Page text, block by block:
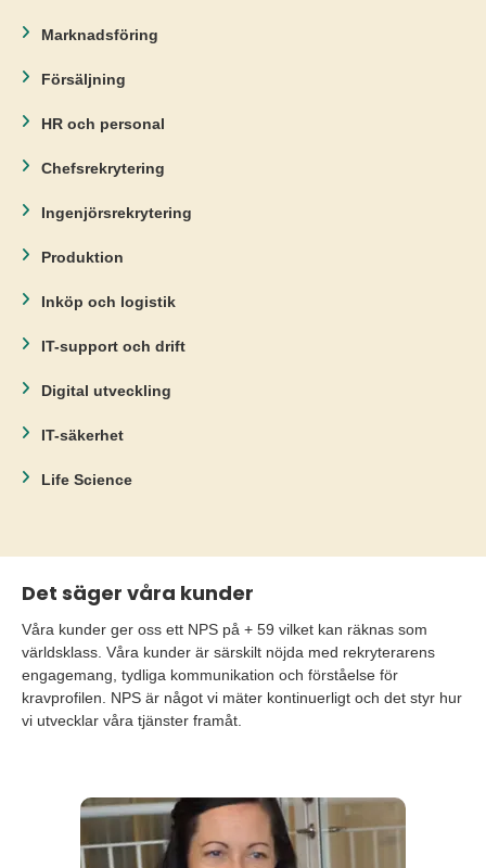
Marknadsföring
Försäljning
HR och personal
Chefsrekrytering
Ingenjörsrekrytering
Produktion
Inköp och logistik
IT-support och drift
Digital utveckling
IT-säkerhet
Life Science
Det säger våra kunder
Våra kunder ger oss ett NPS på + 59 vilket kan räknas som
världsklass. Våra kunder är särskilt nöjda med rekryterarens
engagemang, tydliga kommunikation och förståelse för
kravprofilen. NPS är något vi mäter kontinuerligt och det styr hur
vi utvecklar våra tjänster framåt.